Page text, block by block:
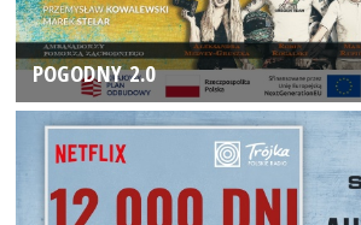
POGODNY 2.0